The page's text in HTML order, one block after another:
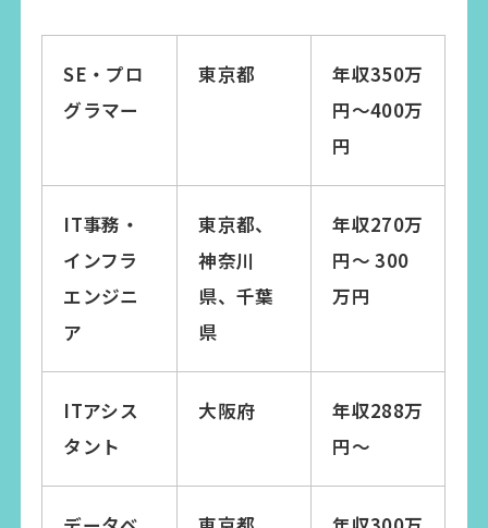
SE・プロ
グラマー
東京都
年収350万
円〜400万
円
IT事務・
インフラ
エンジニ
ア
東京都、
神奈川
県、千葉
県
年収270万
円〜 300
万円
ITアシス
タント
大阪府
年収288万
円〜